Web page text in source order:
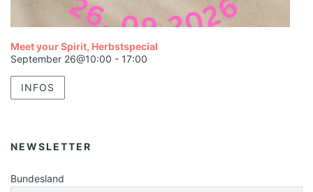
Meet your Spirit, Herbstspecial
September 26@10:00 - 17:00
INFOS
NEWSLETTER
Bundesland